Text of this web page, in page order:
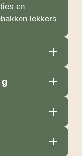
en
lekkers
g